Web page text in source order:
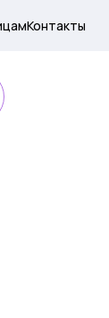
Контакты